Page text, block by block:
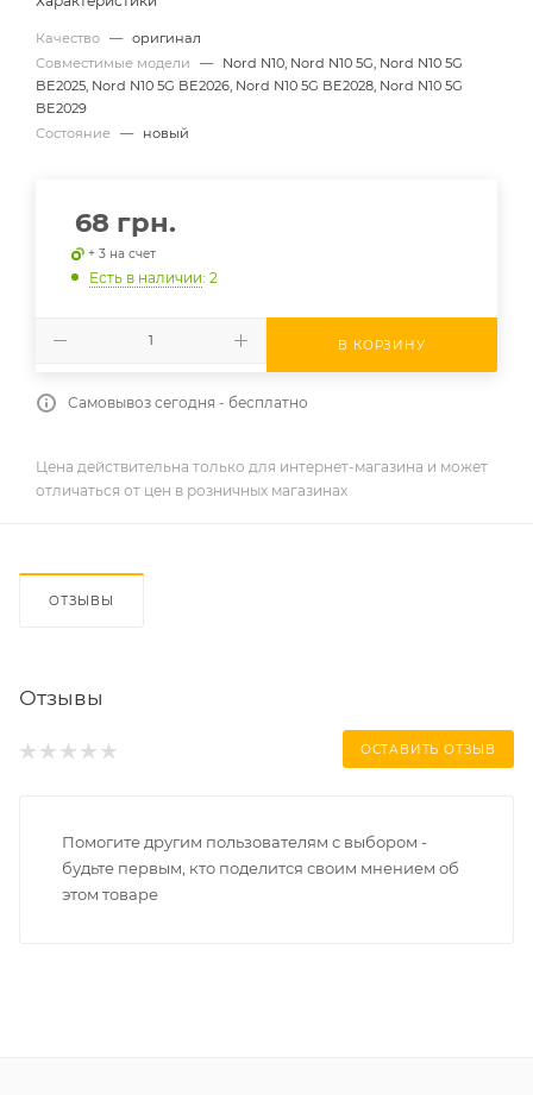
Качество — оригинал
Совместимые модели
—
Nord N10, Nord N10 5G, Nord N10 5G
BE2025, Nord N10 5G BE2026, Nord N10 5G BE2028, Nord N10 5G
BE2029
Состояние — новый
68 грн.
+ 3 на счет
Есть в наличии: 2
В КОРЗИНУ
Самовывоз сегодня - бесплатно
Цена действительна только для интернет-магазина и может
отличаться от цен в розничных магазинах
ОТЗЫВЫ
Отзывы
ОСТАВИТЬ ОТЗЫВ
Помогите другим пользователям с выбором -
будьте первым, кто поделится своим мнением об
этом товаре